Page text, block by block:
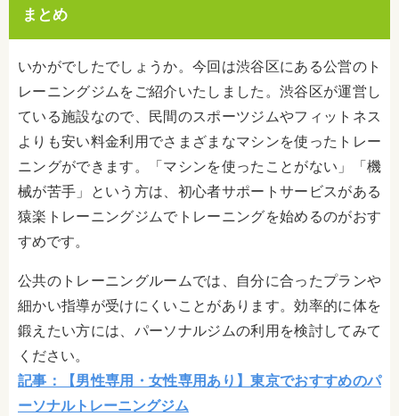
まとめ
いかがでしたでしょうか。今回は渋谷区にある公営のト
レーニングジムをご紹介いたしました。渋谷区が運営し
ている施設なので、民間のスポーツジムやフィットネス
よりも安い料金利用でさまざまなマシンを使ったトレー
ニングができます。「マシンを使ったことがない」「機
械が苦手」という方は、初心者サポートサービスがある
猿楽トレーニングジムでトレーニングを始めるのがおす
すめです。
公共のトレーニングルームでは、自分に合ったプランや
細かい指導が受けにくいことがあります。効率的に体を
鍛えたい方には、パーソナルジムの利用を検討してみて
ください。
記事：【男性専用・女性専用あり】東京でおすすめのパ
ーソナルトレーニングジム